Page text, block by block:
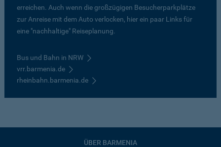
erreichen. Auch wenn die großzügigen Besucherparkplätze
zur Anreise mit dem Auto verlocken, hier ein paar Links für
eine "nachhaltige" Reiseplanung.
Bus und Bahn in NRW
vrr.barmenia.de
rheinbahn.barmenia.de
ÜBER BARMENIA